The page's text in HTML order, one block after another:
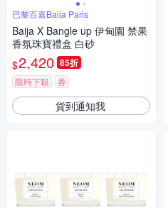
巴黎百嘉Baija Paris
Baija X Bangle up 伊甸園 禁果
香氛珠寶禮盒 白砂
$2,420 85折
限時下殺 券
貨到通知我